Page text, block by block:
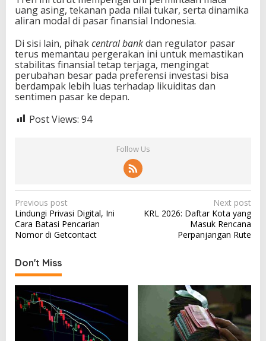
uang asing, tekanan pada nilai tukar, serta dinamika
aliran modal di pasar finansial Indonesia.
Di sisi lain, pihakcentral bankdan regulator pasar
terus memantau pergerakan ini untuk memastikan
stabilitas finansial tetap terjaga, mengingat
perubahan besar pada preferensi investasi bisa
berdampak lebih luas terhadap likuiditas dan
sentimen pasar ke depan.
Post Views: 94
Follow Us
P
o
s
n
a
v
Previous post
Lindungi Privasi Digital, Ini
Cara Batasi Pencarian
Nomor di Getcontact
Next post
KRL 2026: Daftar Kota yang
Masuk Rencana
Perpanjangan Rute
Don't Miss